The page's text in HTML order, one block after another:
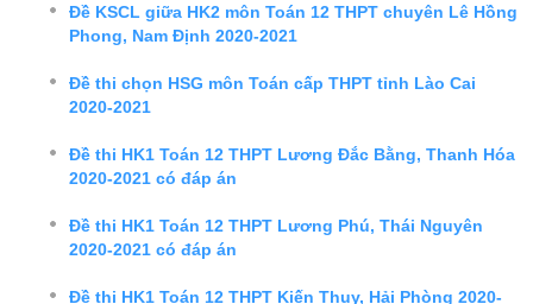
Đề KSCL giữa HK2 môn Toán 12 THPT chuyên Lê Hồng
Phong, Nam Định 2020-2021
Đề thi chọn HSG môn Toán cấp THPT tỉnh Lào Cai
2020-2021
Đề thi HK1 Toán 12 THPT Lương Đắc Bằng, Thanh Hóa
2020-2021 có đáp án
Đề thi HK1 Toán 12 THPT Lương Phú, Thái Nguyên
2020-2021 có đáp án
Đề thi HK1 Toán 12 THPT Kiến Thụy, Hải Phòng 2020-